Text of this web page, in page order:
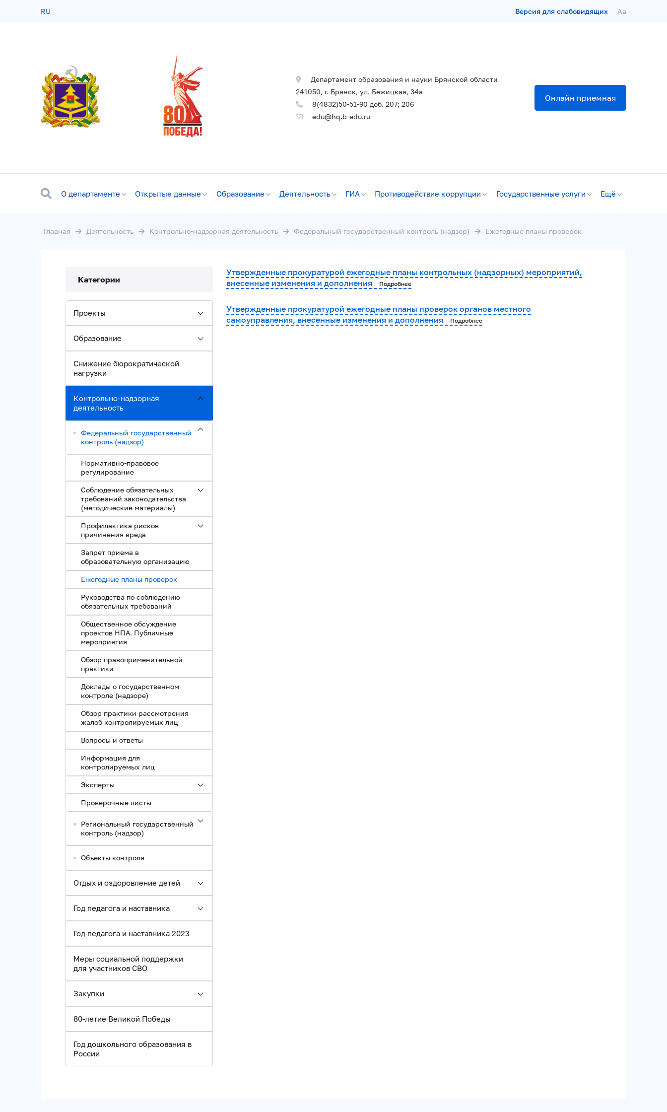
RU Версия для слабовидящих Aa
Департамент образования и науки Брянской области
241050, г. Брянск, ул. Бежицкая, 34а
8(4832)50-51-90 доб. 207; 206
edu@hq.b-edu.ru
Онлайн приемная
О департаменте Открытые данные Образование Деятельность ГИА Противодействие коррупции Государственные услуги Ещё
Главная Деятельность Контрольно-надзорная деятельность Федеральный государственный контроль (надзор) Ежегодные планы проверок
Категории
Проекты
Образование
Снижение бюрократической
нагрузки
Контрольно-надзорная
деятельность
Федеральный государственный
контроль (надзор)
Нормативно-правовое
регулирование
Соблюдение обязательных
требований законодательства
(методические материалы)
Профилактика рисков
причинения вреда
Запрет приема в
образовательную организацию
Ежегодные планы проверок
Руководства по соблюдению
обязательных требований
Общественное обсуждение
проектов НПА. Публичные
мероприятия
Обзор правоприменительной
практики
Доклады о государственном
контроле (надзоре)
Обзор практики рассмотрения
жалоб контролируемых лиц
Вопросы и ответы
Информация для
контролируемых лиц
Эксперты
Проверочные листы
Региональный государственный
контроль (надзор)
Объекты контроля
Отдых и оздоровление детей
Год педагога и наставника
Год педагога и наставника 2023
Меры социальной поддержки
для участников СВО
Закупки
80-летие Великой Победы
Год дошкольного образования в
России
Утвержденные прокуратурой ежегодные планы контрольных (надзорных) мероприятий,
внесенные изменения и дополнения
Подробнее
Утвержденные прокуратурой ежегодные планы проверок органов местного
самоуправления, внесенные изменения и дополнения
Подробнее